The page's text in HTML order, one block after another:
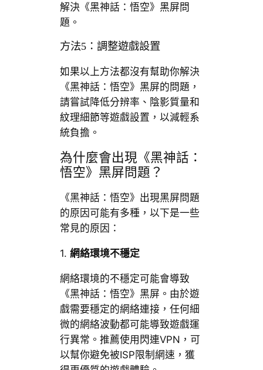
解決《黑神話：悟空》黑屏問
題。
方法5：調整遊戲設置
如果以上方法都沒有幫助你解決
《黑神話：悟空》黑屏的問題，
請嘗試降低分辨率、陰影質量和
紋理細節等遊戲設置，以減輕系
統負擔。
為什麼會出現《黑神話：
悟空》黑屏問題？
《黑神話：悟空》出現黑屏問題
的原因可能有多種，以下是一些
常見的原因：
1. 網絡環境不穩定
網絡環境的不穩定可能會導致
《黑神話：悟空》黑屏。由於遊
戲需要穩定的網絡連接，任何細
微的網絡波動都可能導致遊戲運
行異常。推薦使用閃連VPN，可
以幫你避免被ISP限制網速，獲